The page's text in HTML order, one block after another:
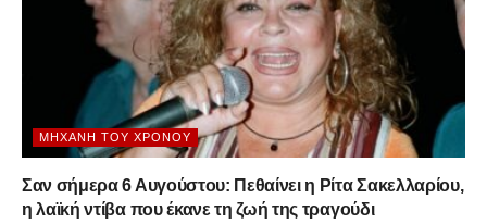
ΜΗΧΑΝΉ ΤΟΥ ΧΡΌΝΟΥ
Σαν σήμερα 6 Αυγούστου: Πεθαίνει η Ρίτα Σακελλαρίου,
η λαϊκή ντίβα που έκανε τη ζωή της τραγούδι